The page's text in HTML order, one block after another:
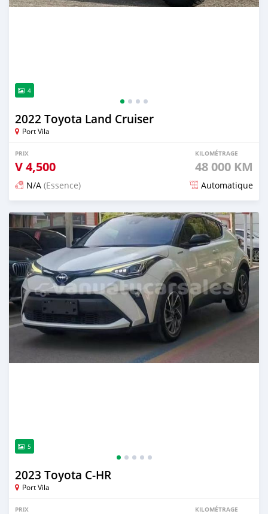
4
2022 Toyota Land Cruiser
Port Vila
PRIX
V4,500
KILOMÉTRAGE
48 000 KM
N/A (Essence) Automatique
Publié il y a 18 jours
5
2023 Toyota C-HR
Port Vila
PRIX KILOMÉTRAGE